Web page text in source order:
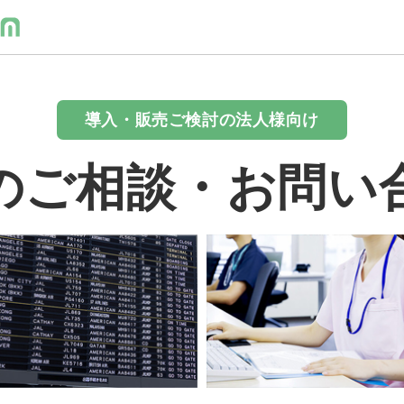
導入・販売ご検討の法人様向け
ご相談・お問い